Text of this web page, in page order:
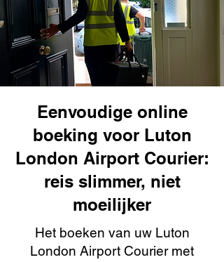
Eenvoudige online
boeking voor Luton
London Airport Courier:
reis slimmer, niet
moeilijker
Het boeken van uw Luton
London Airport Courier met